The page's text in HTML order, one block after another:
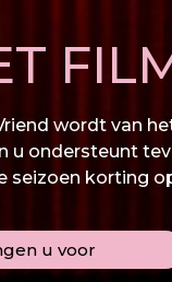
wordt van
u ondersteunt
seizoen korting
u voor